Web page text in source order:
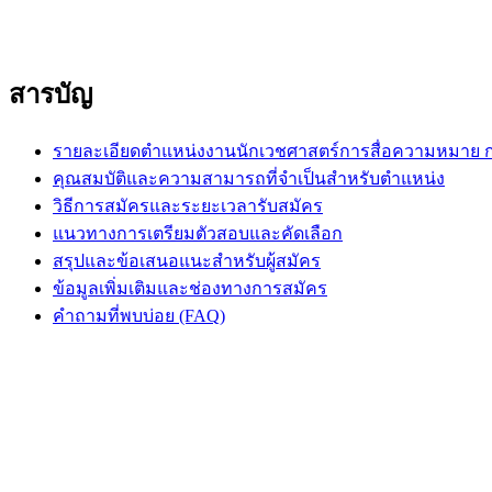
สารบัญ
รายละเอียดตำแหน่งงานนักเวชศาสตร์การสื่อความหมาย
คุณสมบัติและความสามารถที่จำเป็นสำหรับตำแหน่ง
วิธีการสมัครและระยะเวลารับสมัคร
แนวทางการเตรียมตัวสอบและคัดเลือก
สรุปและข้อเสนอแนะสำหรับผู้สมัคร
ข้อมูลเพิ่มเติมและช่องทางการสมัคร
คำถามที่พบบ่อย (FAQ)